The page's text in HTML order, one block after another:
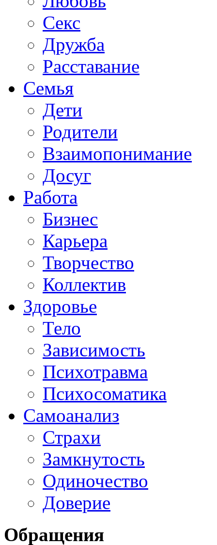
Секс
Дружба
Расставание
Семья
Дети
Родители
Взаимопонимание
Досуг
Работа
Бизнес
Карьера
Творчество
Коллектив
Здоровье
Тело
Зависимость
Психотравма
Психосоматика
Самоанализ
Страхи
Замкнутость
Одиночество
Доверие
Обращения